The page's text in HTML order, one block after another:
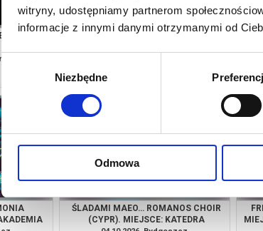
witryny, udostępniamy partnerom
informacje z innymi danymi otrzymanymi od
Wybór
Niezbędne
Odmowa
ALEKSANDRA KURZAK.
kup bilet
ŚLADAMI MAEO… ROMANOS CHOIR
(CYPR). MIEJSCE: KATEDRA